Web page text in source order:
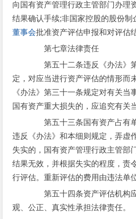
向国有资产管理行政主管部门办理
结果确认手续;非国家控股的股份制
董事会批准资产评估申报和对评估
第七章法律责任
第五十二条违反《办法》
定，对应当进行资产评估的情形而
《办法》第三十一条规定对有关当
国有资产重大损失的，应追究有关
第五十三条国有资产占有
违反《办法》和本细则规定，弄虚
失实的，国有资产管理行政主管部
结果无效，并根据失实的程度，责
行评估。重新评估的费用由违法单
第五十四条资产评估机构
观、公正、真实性承担法律责任。